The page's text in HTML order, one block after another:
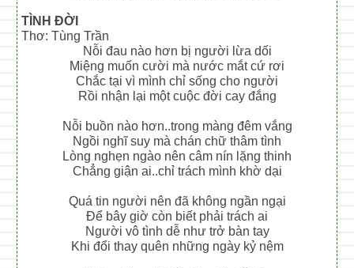
TÌNH ĐỜI
Thơ: Tùng Trần
Nỗi đau nào hơn bị người lừa dối
Miệng muốn cười mà nước mắt cứ rơi
Chắc tại vì mình chỉ sống cho người
Rồi nhận lại một cuộc đời cay đắng
Nỗi buồn nào hơn..trong màng đêm vắng
Ngồi nghĩ suy mà chán chữ thâm tình
Lòng nghẹn ngào nên câm nín lặng thinh
Chẳng giận ai..chỉ trách mình khờ dại
Quá tin người nên đã không ngần ngại
Để bây giờ còn biết phải trách ai
Người vô tình dễ như trở bàn tay
Khi đổi thay quên những ngày kỷ nệm